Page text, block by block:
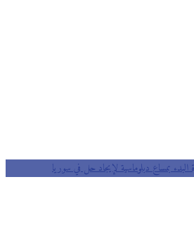
بمساع دبلوماسية لإيجاد حل في سوريا